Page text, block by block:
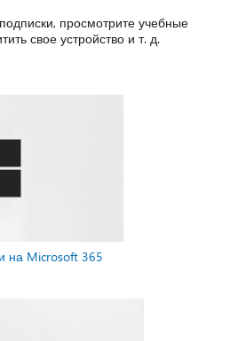
просмотрите учебные
свое устройство и т. д.
на Microsoft 365